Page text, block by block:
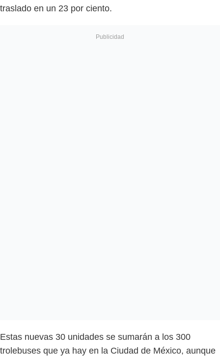
traslado en un 23 por ciento.
Estas nuevas 30 unidades se sumarán a los 300
trolebuses que ya hay en la Ciudad de México, aunque